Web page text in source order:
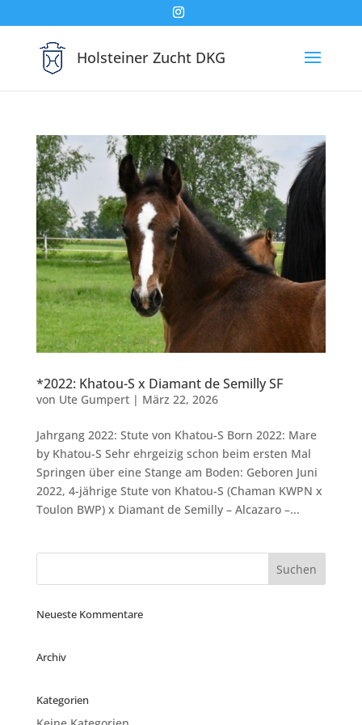
Holsteiner Zucht DKG
*2022: Khatou-S x Diamant de Semilly SF
von Ute Gumpert| März 22, 2026
Jahrgang 2022: Stute von Khatou-S Born 2022: Mare
by Khatou-S Sehr ehrgeizig schon beim ersten Mal
Springen über eine Stange am Boden: Geboren Juni
2022, 4-jährige Stute von Khatou-S (Chaman KWPN x
Toulon BWP) x Diamant de Semilly – Alcazaro –...
Neueste Kommentare
Archiv
Kategorien